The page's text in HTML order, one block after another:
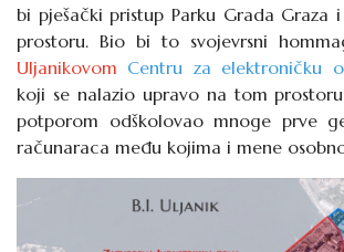
bi pješački pristup Parku Grada Graza
prostoru. Bio bi to svojevrsni
Uljanikovom Centru za elektroničku
koji se nalazio upravo na tom
potporom odškolovao mnoge prve
računaraca među kojima i mene